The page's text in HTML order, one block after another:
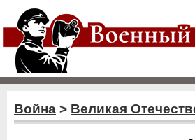
Война > Великая